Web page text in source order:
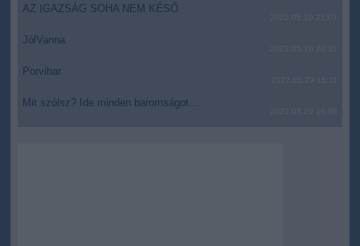
AZ IGAZSÁG SOHA NEM KÉSŐ
JólVanna
Porvihar
Mit szólsz? Ide minden baromságot...